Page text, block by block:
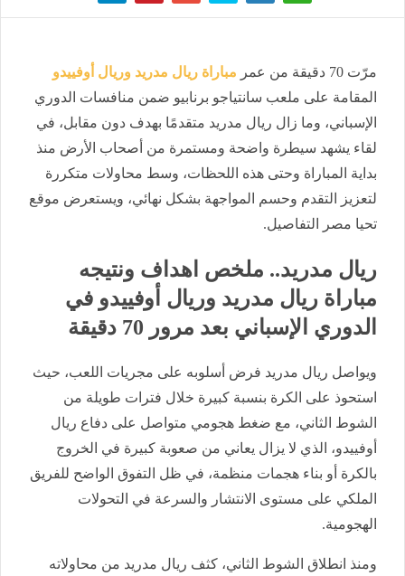
مرّت 70 دقيقة من عمر
مباراة ريال مدريد وريال أوفييدو
المقامة على ملعب سانتياجو برنابيو ضمن منافسات الدوري
الإسباني، وما زال ريال مدريد متقدمًا بهدف دون مقابل، في
لقاء يشهد سيطرة واضحة ومستمرة من أصحاب الأرض منذ
بداية المباراة وحتى هذه اللحظات، وسط محاولات متكررة
لتعزيز التقدم وحسم المواجهة بشكل نهائي، ويستعرض موقع
تحيا مصر التفاصيل.
ريال مدريد.. ملخص اهداف ونتيجه
مباراة ريال مدريد وريال أوفييدو في
الدوري الإسباني بعد مرور 70 دقيقة
ويواصل ريال مدريد فرض أسلوبه على مجريات اللعب، حيث
استحوذ على الكرة بنسبة كبيرة خلال فترات طويلة من
الشوط الثاني، مع ضغط هجومي متواصل على دفاع ريال
أوفييدو، الذي لا يزال يعاني من صعوبة كبيرة في الخروج
بالكرة أو بناء هجمات منظمة، في ظل التفوق الواضح للفريق
الملكي على مستوى الانتشار والسرعة في التحولات
الهجومية.
ومنذ انطلاق الشوط الثاني، كثف ريال مدريد من محاولاته